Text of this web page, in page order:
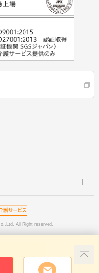
All Right reserved.